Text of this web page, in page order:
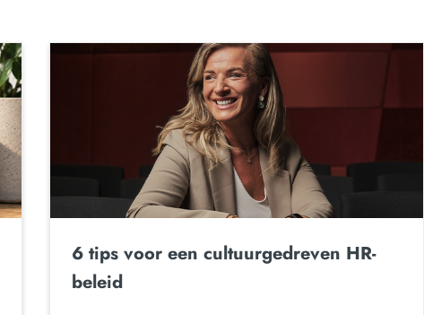
6 tips voor een cultuurgedreven HR-
beleid